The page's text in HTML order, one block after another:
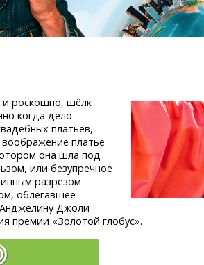
и роскошно, шёлк
когда дело
платьев,
платье
она шла под
или безупречное
разрезом
облегавшее
Анджелину Джоли
премии «Золотой глобус».